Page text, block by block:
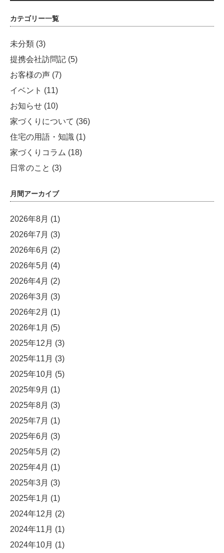
カテゴリー一覧
未分類 (3)
提携会社訪問記 (5)
お客様の声 (7)
イベント (11)
お知らせ (10)
家づくりについて (36)
住宅の用語・知識 (1)
家づくりコラム (18)
日常のこと (3)
月間アーカイブ
2026年8月 (1)
2026年7月 (3)
2026年6月 (2)
2026年5月 (4)
2026年4月 (2)
2026年3月 (3)
2026年2月 (1)
2026年1月 (5)
2025年12月 (3)
2025年11月 (3)
2025年10月 (5)
2025年9月 (1)
2025年8月 (3)
2025年7月 (1)
2025年6月 (3)
2025年5月 (2)
2025年4月 (1)
2025年3月 (3)
2025年1月 (1)
2024年12月 (2)
2024年11月 (1)
2024年10月 (1)